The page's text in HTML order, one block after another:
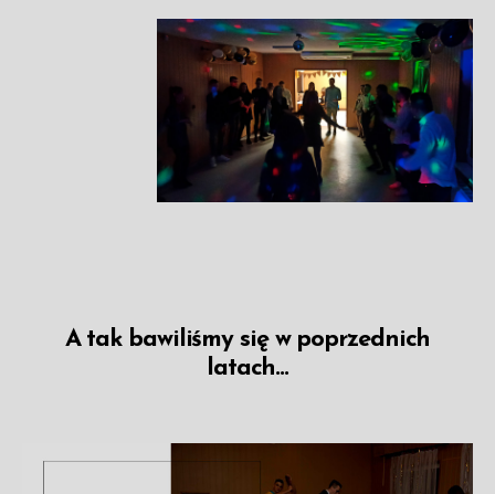
A tak bawiliśmy się w poprzednich
latach...